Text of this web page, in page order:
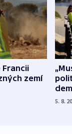
Francii
zemí
5. 8.